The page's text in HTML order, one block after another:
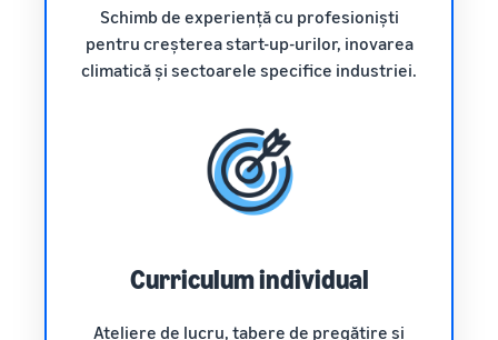
Schimb de experiență cu profesioniști
pentru creșterea start-up-urilor, inovarea
climatică și sectoarele specifice industriei.
Curriculum individual
Ateliere de lucru, tabere de pregătire și